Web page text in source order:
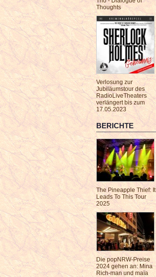
Thoughts
Verlosung zur
Jubiläumstour des
RadioLiveTheaters
verlängert bis zum
17.05.2023
BERICHTE
The Pineapple Thief: It
Leads To This Tour
2025
Die popNRW-Preise
2024 gehen an: Mina
Rich-man und maïa